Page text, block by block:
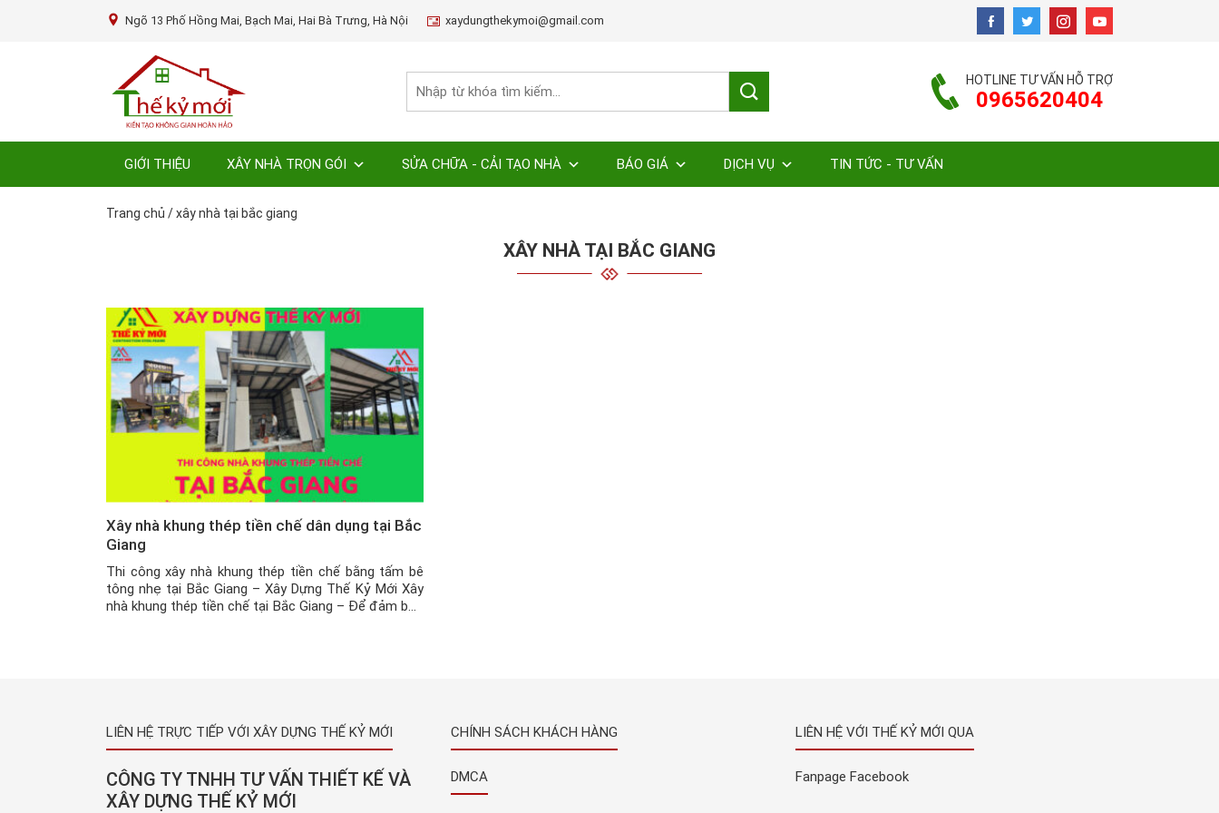
Ngõ 13 Phố Hồng Mai, Bạch Mai, Hai Bà Trưng, Hà Nội xaydungthekymoi@gmail.com
HOTLINE TƯ VẤN HỖ TRỢ
0965620404
GIỚI THIỆU XÂY NHÀ TRỌN GÓI SỬA CHỮA - CẢI TẠO NHÀ BÁO GIÁ DỊCH VỤ TIN TỨC - TƯ VẤN
Trang chủ /xây nhà tại bắc giang
XÂY NHÀ TẠI BẮC GIANG
Xây nhà khung thép tiền chế dân dụng tại Bắc
Giang
Thi công xây nhà khung thép tiền chế bằng tấm bê
tông nhẹ tại Bắc Giang – Xây Dựng Thế Kỷ Mới Xây
nhà khung thép tiền chế tại Bắc Giang – Để đảm bảo
LIÊN HỆ TRỰC TIẾP VỚI XÂY DỰNG THẾ KỶ MỚI
CÔNG TY TNHH TƯ VẤN THIẾT KẾ VÀ
XÂY DỰNG THẾ KỶ MỚI
CHÍNH SÁCH KHÁCH HÀNG
DMCA
LIÊN HỆ VỚI THẾ KỶ MỚI QUA
Fanpage Facebook